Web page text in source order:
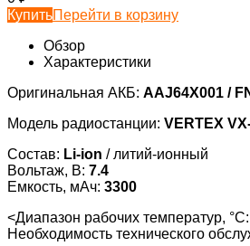
КупитьПерейти в корзину
Обзор
Характеристики
Оригинальная АКБ: AAJ64X001 /
Модель радиостанции: VERTEX
Состав: Li-ion / литий-ионный
Вольтаж, В: 7.4
Емкость, мАч: 3300
<Диапазон рабочих температур, °С:
Необходимость технического